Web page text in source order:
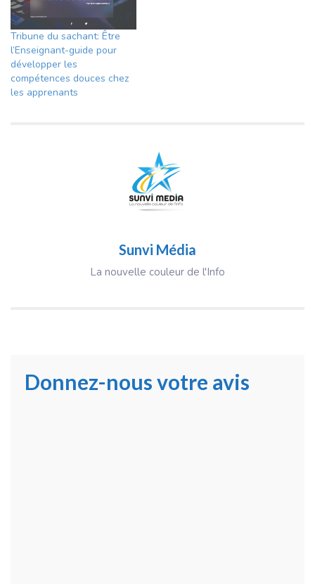
Tribune du sachant: Être
l’Enseignant-guide pour
développer les
compétences douces chez
les apprenants
Sunvi Média
La nouvelle couleur de l'Info
Donnez-nous votre avis